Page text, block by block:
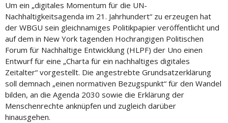
Um ein „digitales Momentum für die UN-
Nachhaltigkeitsagenda im 21. Jahrhundert“ zu erzeugen hat
der WBGU sein gleichnamiges Politikpapier veröffentlicht und
auf dem in New York tagenden Hochrangigen Politischen
Forum für Nachhaltige Entwicklung (HLPF) der Uno einen
Entwurf für eine „Charta für ein nachhaltiges digitales
Zeitalter“ vorgestellt. Die angestrebte Grundsatzerklärung
soll demnach „einen normativen Bezugspunkt“ für den Wandel
bilden, an die Agenda 2030 sowie die Erklärung der
Menschenrechte anknüpfen und zugleich darüber
hinausgehen.